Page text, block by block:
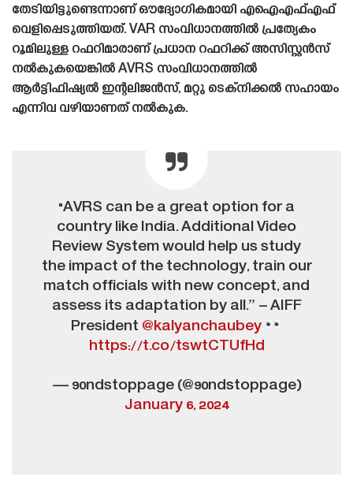
തേടിയിട്ടുണ്ടെന്നാണ് ഔദ്യോഗികമായി എഐഎഫ്എഫ്
വെളിപ്പെടുത്തിയത്. VAR സംവിധാനത്തിൽ പ്രത്യേകം
റൂമിലുള്ള റഫറിമാരാണ് പ്രധാന റഫറിക്ക് അസിസ്റ്റൻസ്
നൽകുകയെങ്കിൽ AVRS സംവിധാനത്തിൽ
ആർട്ടിഫിഷ്യൽ ഇന്റലിജൻസ്, മറ്റു ടെക്‌നിക്കൽ സഹായം
എന്നിവ വഴിയാണത് നൽകുക.
"AVRS can be a great option for a
country like India. Additional Video
Review System would help us study
the impact of the technology, train our
match officials with new concept, and
assess its adaptation by all.” – AIFF
President @kalyanchaubey
https://t.co/tswtCTUfHd
— 90ndstoppage (@90ndstoppage)
January 6, 2024